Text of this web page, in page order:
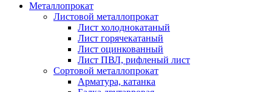
Металлопрокат
Листовой металлопрокат
Лист холоднокатаный
Лист горячекатаный
Лист оцинкованный
Лист ПВЛ, рифленый лист
Сортовой металлопрокат
Арматура, катанка